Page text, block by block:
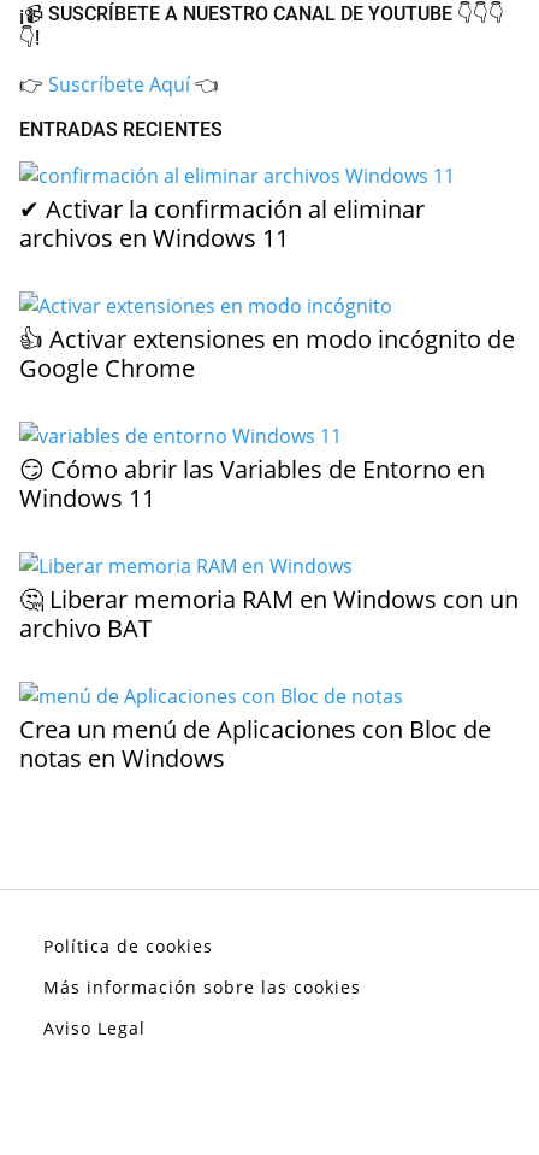
¡📹 SUSCRÍBETE A NUESTRO CANAL DE YOUTUBE 👇👇👇
👇!
👉 Suscríbete Aquí👈
ENTRADAS RECIENTES
✔ Activar la confirmación al eliminar
archivos en Windows 11
👍 Activar extensiones en modo incógnito de
Google Chrome
😏 Cómo abrir las Variables de Entorno en
Windows 11
🤔 Liberar memoria RAM en Windows con un
archivo BAT
Crea un menú de Aplicaciones con Bloc de
notas en Windows
Política de cookies
Más información sobre las cookies
Aviso Legal